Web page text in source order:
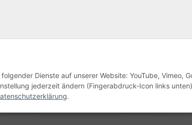
Dienste auf unserer Website: YouTube, Vimeo,
jederzeit ändern (Fingerabdruck-Icon links
.